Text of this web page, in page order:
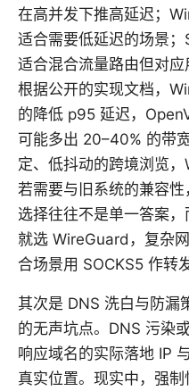
在高并发下推高延迟；
适合需要低延迟的场景；
适合混合流量路由但对应
根据公开的实现文档，
的降低 p95 延迟，
可能多出 20–40% 的带
定、低抖动的跨境浏览
若需要与旧系统的兼容
选择往往不是单一答案，
就选 WireGuard，复杂
合场景用 SOCKS5 作转
其次是 DNS 洗白与防漏
的无声坑点。DNS 污染
响应域名的实际落地 IP
真实位置。现实中，强